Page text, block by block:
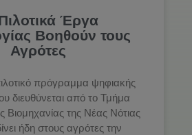
Έργα
Βοηθούν τους
Αγρότες
πρόγραμμα ψηφιακής
διευθύνεται από το Τμήμα
Βιομηχανίας της Νέας Νότιας
ήδη στους αγρότες την